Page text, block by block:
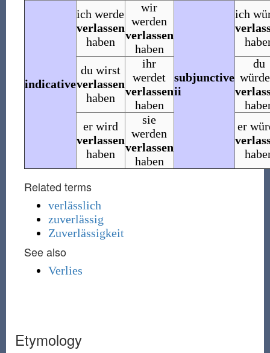
indicative
ich werde
verlassen
haben
wir
werden
verlassen
haben
subjunctive
ii
ich
du wirst
verlassen
haben
ihr
werdet
verlassen
haben
du
er wird
verlassen
haben
sie
werden
verlassen
haben
er
Related terms
verlässlich
zuverlässig
Zuverlässigkeit
See also
Verlies
Etymology